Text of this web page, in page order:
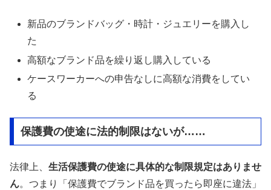
新品のブランドバッグ・時計・ジュエリーを購入し
た
高額なブランド品を繰り返し購入している
ケースワーカーへの申告なしに高額な消費をしてい
る
保護費の使途に法的制限はないが……
法律上、 生活保護費の使途に具体的な制限規定はありませ
ん。つまり「保護費でブランド品を買ったら即座に違法」